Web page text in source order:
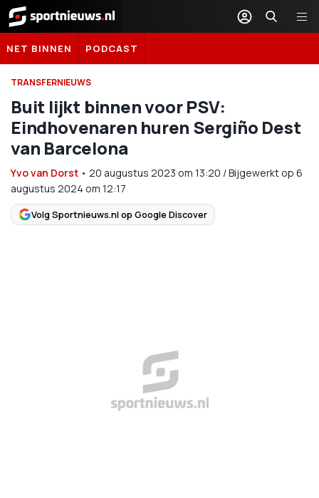
Sportnieuws.nl
NET BINNEN PODCAST
TRANSFERNIEUWS
Buit lijkt binnen voor PSV:
Eindhovenaren huren Sergiño Dest
van Barcelona
Yvo van Dorst • 20 augustus 2023 om 13:20 /Bijgewerkt op 6
augustus 2024 om 12:17
Volg Sportnieuws.nl op Google Discover